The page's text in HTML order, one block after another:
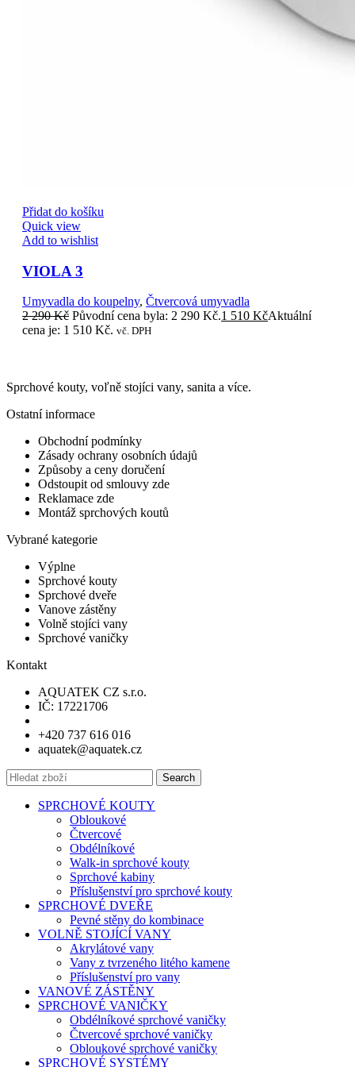
Přidat do košíku
Quick view
Add to wishlist
VIOLA 3
Umyvadla do koupelny, Čtvercová umyvadla
2 290Kč Původní cena byla: 2 290 Kč.1 510 KčAktuální
cena je: 1 510 Kč. vč. DPH
Sprchové kouty, voľně stojíci vany, sanita a více.
Ostatní informace
Obchodní podmínky
Zásady ochrany osobních údajů
Způsoby a ceny doručení
Odstoupit od smlouvy zde
Reklamace zde
Montáž sprchových koutů
Vybrané kategorie
Výplne
Sprchové kouty
Sprchové dveře
Vanove zástěny
Volně stojíci vany
Sprchové vaničky
Kontakt
AQUATEK CZ s.r.o.
IČ: 17221706
+420 737 616 016
aquatek@aquatek.cz
Search
SPRCHOVÉ KOUTY
Obloukové
Čtvercové
Obdélníkové
Walk-in sprchové kouty
Sprchové kabiny
Příslušenství pro sprchové kouty
SPRCHOVÉ DVEŘE
Pevné stěny do kombinace
VOLNĚ STOJÍCÍ VANY
Akrylátové vany
Vany z tvrzeného litého kamene
Příslušenství pro vany
VANOVÉ ZÁSTĚNY
SPRCHOVÉ VANIČKY
Obdélníkové sprchové vaničky
Čtvercové sprchové vaničky
Obloukové sprchové vaničky
SPRCHOVÉ SYSTÉMY